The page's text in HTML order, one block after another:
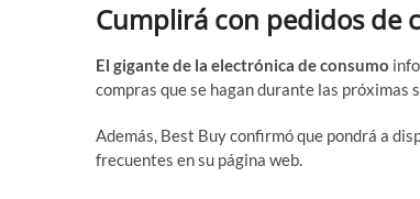
Cumplirá con pedidos de
El gigante de la electrónica de consumo
compras que se hagan durante las próximas
Además, Best Buy confirmó que pondrá a
frecuentes en su página web.